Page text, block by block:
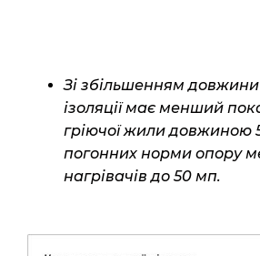
Зі збільшенням
ізоляції має менший
гріючої жили довжиною
погонних норми опору
нагрівачів до 50 мп.